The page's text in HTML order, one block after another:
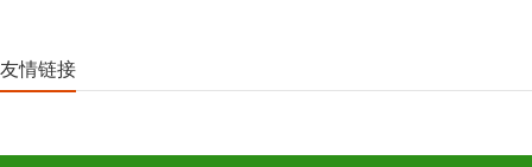
友情链接